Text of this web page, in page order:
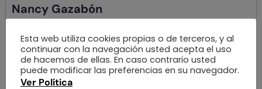
Nancy Gazabón
ÁREAS DE ESPECIALIZACIÓN
Optometría y Ortóptica
Ver más
Esta web utiliza cookies propias o de terceros, y al
continuar con la navegación usted acepta el uso
de hacemos de ellas. En caso contrario usted
puede modificar las preferencias en su navegador.
Ver Política